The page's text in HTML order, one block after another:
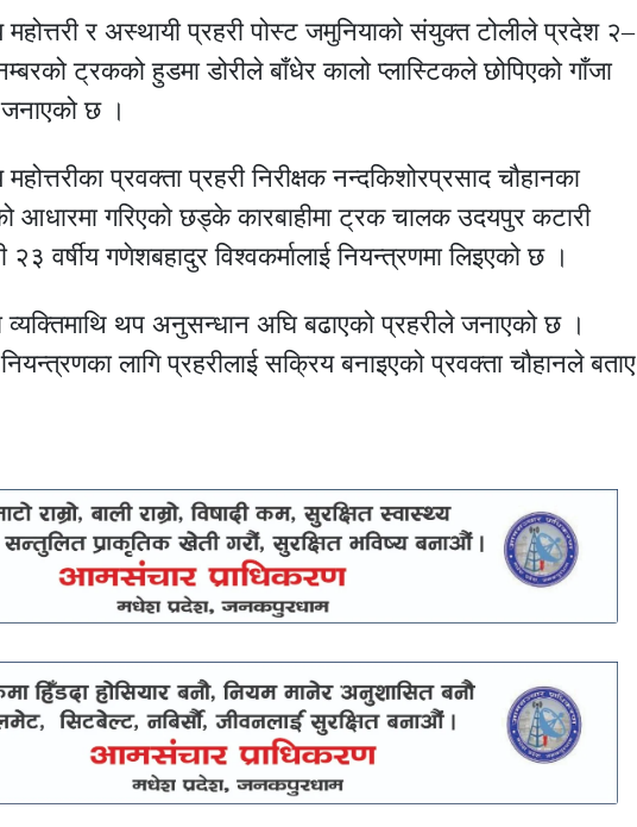
महोत्तरी र अस्थायी प्रहरी पोस्ट जमुनियाको संयुक्त टोलीले प्रदेश २–
ट्रकको हुडमा डोरीले बाँधेर कालो प्लास्टिकले छोपिएको गाँजा
छ ।
महोत्तरीका प्रवक्ता प्रहरी निरीक्षक नन्दकिशोरप्रसाद चौहानका
आधारमा गरिएको छड्के कारबाहीमा ट्रक चालक उदयपुर कटारी
२३ वर्षीय गणेशबहादुर विश्वकर्मालाई नियन्त्रणमा लिइएको छ ।
थप अनुसन्धान अघि बढाएको प्रहरीले जनाएको छ ।
लागि प्रहरीलाई सक्रिय बनाइएको प्रवक्ता चौहानले बताए